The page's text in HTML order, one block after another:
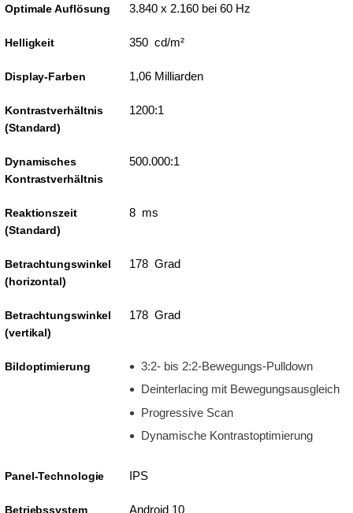
Optimale Auflösung 3.840 x 2.160 bei 60 Hz
Helligkeit 350 cd/m²
Display-Farben 1,06 Milliarden
Kontrastverhältnis
(Standard)
1200:1
Dynamisches
Kontrastverhältnis
500.000:1
Reaktionszeit
(Standard)
8 ms
Betrachtungswinkel
(horizontal)
178 Grad
Betrachtungswinkel
(vertikal)
178 Grad
Bildoptimierung
3:2- bis 2:2-Bewegungs-Pulldown
Deinterlacing mit Bewegungsausgleich
Progressive Scan
Dynamische Kontrastoptimierung
Panel-Technologie IPS
Betriebssystem Android 10